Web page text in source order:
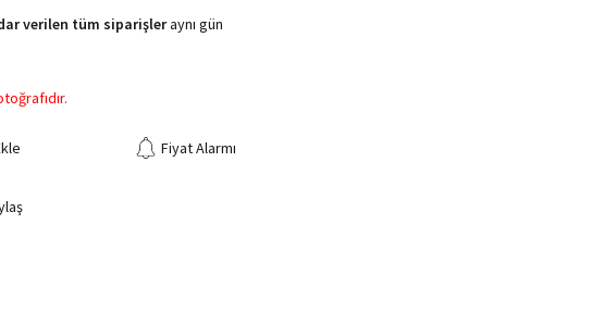
verilen tüm siparişleraynı gün
Fiyat Alarmı